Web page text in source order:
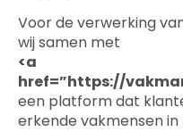
Voor de verwerking
wij samen met
<a
href=”https://
een platform dat
erkende vakmensen in